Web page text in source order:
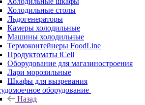
Холодильные столы
Льдогенераторы
Камеры холодильные
Машины холодильные
Термоконтейнеры FoodLine
Продуктоматы iCell
Оборудование для магазиностроения
Лари морозильные
Шкафы для вызревания
оборудование
Назад